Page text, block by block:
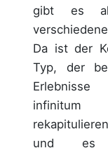
gibt es
Da ist der
Typ, der
infinitum
und es